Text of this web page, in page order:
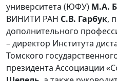
университета (ЮФУ) М.А.
ВИНИТИ РАН С.В. Гарбук,
дополнительного
– директор Института
Томского
президента Ассоциации